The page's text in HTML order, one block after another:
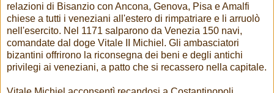
relazioni di Bisanzio con Ancona, Genova, Pisa e Amalfi
chiese a tutti i veneziani all'estero di rimpatriare e li arruolò
nell'esercito. Nel 1171 salparono da Venezia 150 navi,
comandate dal doge Vitale II Michiel. Gli ambasciatori
bizantini offrirono la riconsegna dei beni e degli antichi
privilegi ai veneziani, a patto che si recassero nella capitale.